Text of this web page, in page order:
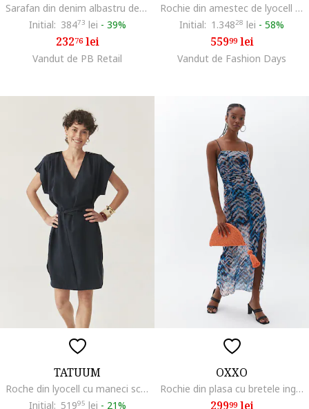
Sarafan din denim albastru deschis
Initial: 38473 lei - 39%
23276lei
Vandut de PB Retail
Rochie din amestec de lyocell cu decolteu in V, Albastru petrol
Initial: 1.34828 lei - 58%
55999lei
Vandut de Fashion Days
TATUUM
Roche din lyocell cu maneci scurte, Albastru ultramarin
Initial: 51995 lei - 21%
OXXO
Rochie din plasa cu bretele inguste, Albastru pastel/Alb optic
29999lei